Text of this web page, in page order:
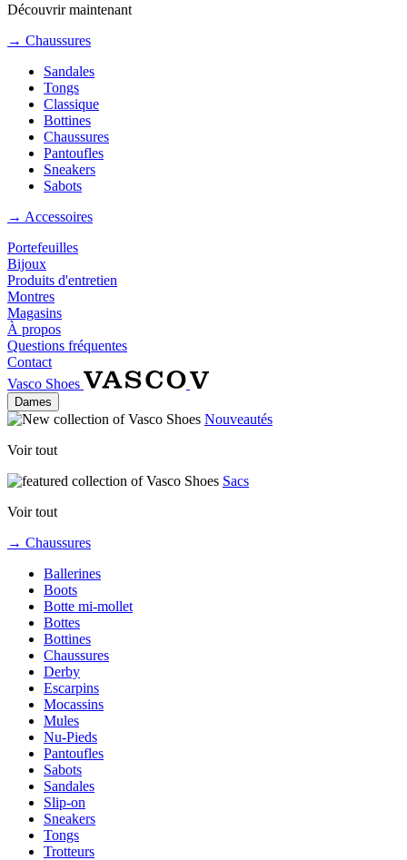
Découvrir maintenant
→ Chaussures
Sandales
Tongs
Classique
Bottines
Chaussures
Pantoufles
Sneakers
Sabots
→ Accessoires
Portefeuilles
Bijoux
Produits d'entretien
Montres
Magasins
À propos
Questions fréquentes
Contact
Vasco Shoes
Dames
Nouveautés
Voir tout
Sacs
Voir tout
→ Chaussures
Ballerines
Boots
Botte mi-mollet
Bottes
Bottines
Chaussures
Derby
Escarpins
Mocassins
Mules
Nu-Pieds
Pantoufles
Sabots
Sandales
Slip-on
Sneakers
Tongs
Trotteurs